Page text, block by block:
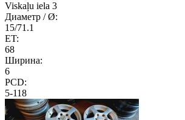
Viskaļu iela 3
Диаметр / Ø:
15/71.1
ET:
68
Ширина:
6
PCD:
5-118